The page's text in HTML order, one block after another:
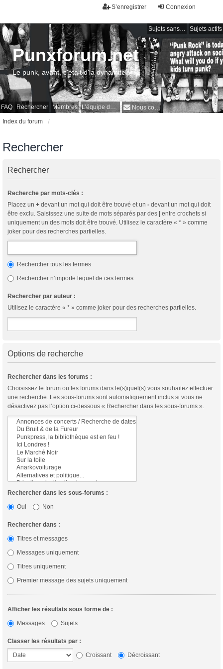
Connexion
S’enregistrer
Sujets sans réponse Sujets actifs
FAQ Rechercher Membres L’équipe du forum Nous contacter
Punxforum.net
Le punk, avant, c'était d'la dynamite !
Index du forum
Rechercher
Rechercher
Recherche par mots-clés :
Placez un + devant un mot qui doit être trouvé et un - devant un mot qui doit
être exclu. Saisissez une suite de mots séparés par des
entre crochets si
uniquement un des mots doit être trouvé. Utilisez le caractère « * » comme
joker pour des recherches partielles.
Rechercher tous les termes
Rechercher n’importe lequel de ces termes
Rechercher par auteur :
Utilisez le caractère « * » comme joker pour des recherches partielles.
Options de recherche
Rechercher dans les forums :
Choisissez le forum ou les forums dans le(s)quel(s) vous souhaitez effectuer
une recherche. Les sous-forums sont automatiquement inclus si vous ne
désactivez pas l’option ci-dessous « Rechercher dans les sous-forums ».
Rechercher dans les sous-forums :
Oui
Non
Rechercher dans :
Titres et messages
Messages uniquement
Titres uniquement
Premier message des sujets uniquement
Afficher les résultats sous forme de :
Messages
Sujets
Classer les résultats par :
Croissant
Décroissant